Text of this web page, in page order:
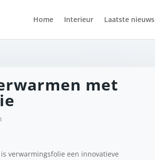
Home Interieur Laatste nieuws
met
verwarmingsfolie een innovatieve